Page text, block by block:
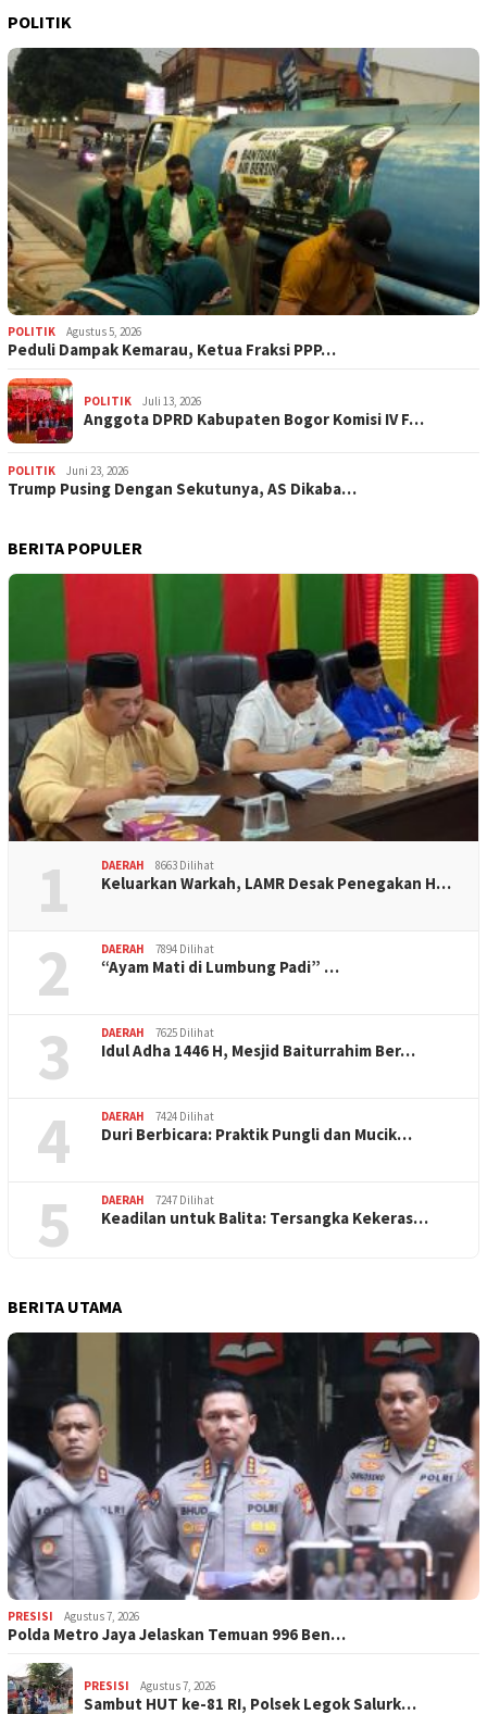
POLITIK
POLITIK Agustus 5, 2026
‎Peduli Dampak Kemarau, Ketua Fraksi PPP…
POLITIK Juli 13, 2026
Anggota DPRD Kabupaten Bogor Komisi IV F…
POLITIK Juni 23, 2026
Trump Pusing Dengan Sekutunya, AS Dikaba…
BERITA POPULER
1 DAERAH 8663 Dilihat
Keluarkan Warkah, LAMR Desak Penegakan H…
2 DAERAH 7894 Dilihat
“Ayam Mati di Lumbung Padi” …
3 DAERAH 7625 Dilihat
Idul Adha 1446 H, Mesjid Baiturrahim Ber…
4 DAERAH 7424 Dilihat
Duri Berbicara: Praktik Pungli dan Mucik…
5 DAERAH 7247 Dilihat
Keadilan untuk Balita: Tersangka Kekeras…
BERITA UTAMA
PRESISI Agustus 7, 2026
Polda Metro Jaya Jelaskan Temuan 996 Ben…
PRESISI Agustus 7, 2026
Sambut HUT ke-81 RI, Polsek Legok Salurk…